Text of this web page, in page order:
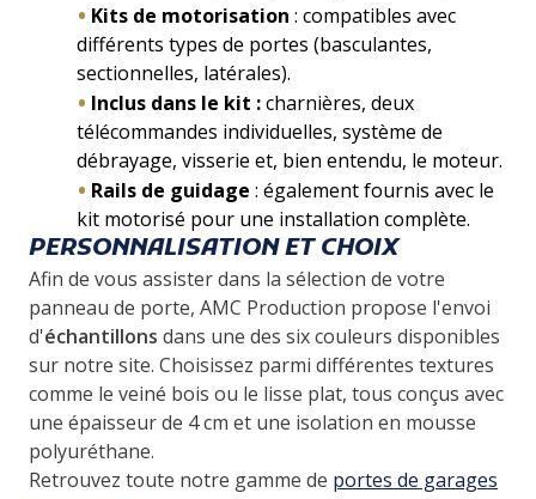
Kits de motorisation : compatibles avec
différents types de portes (basculantes,
sectionnelles, latérales).
Inclus dans le kit :charnières, deux
télécommandes individuelles, système de
débrayage, visserie et, bien entendu, le moteur.
Rails de guidage : également fournis avec le
kit motorisé pour une installation complète.
PERSONNALISATION ET CHOIX
Afin de vous assister dans la sélection de votre
panneau de porte, AMC Production propose l'envoi
d'échantillons dans une des six couleurs disponibles
sur notre site. Choisissez parmi différentes textures
comme le veiné bois ou le lisse plat, tous conçus avec
une épaisseur de 4 cm et une isolation en mousse
polyuréthane.
Retrouvez toute notre gamme de portes de garages